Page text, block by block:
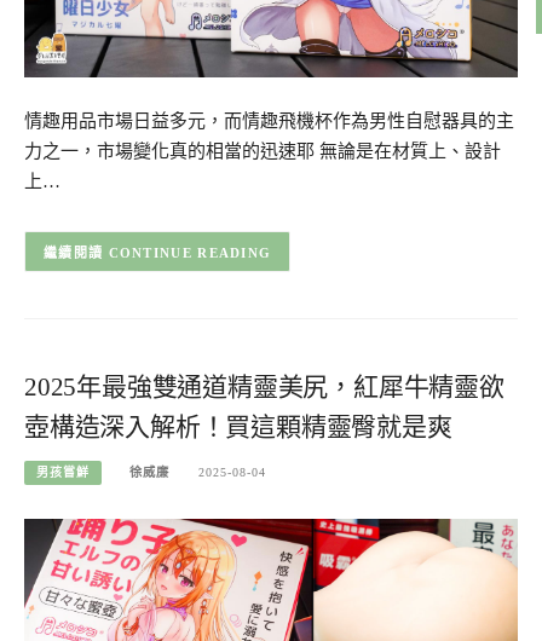
情趣用品市場日益多元，而情趣飛機杯作為男性自慰器具的主
力之一，市場變化真的相當的迅速耶 無論是在材質上、設計
上…
CONTINUE READING
2025年最強雙通道精靈美尻，紅犀牛精靈欲
壺構造深入解析！買這顆精靈臀就是爽
男孩嘗鮮 徐威廉 2025-08-04